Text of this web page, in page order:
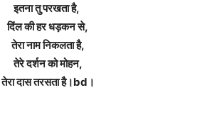
इतना तु परखता है,
दिंल की हर धड़कन से,
तेरा नाम निकलता है,
तेरे दर्शन को मोहन,
तेरा दास तरसता है।bd।